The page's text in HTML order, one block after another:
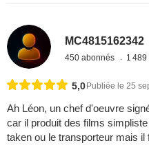
MC4815162342
450 abonnés 1
5,0 Publiée le 25
Ah Léon, un chef d'oeuvre
car il produit des films
taken ou le transporteur mais